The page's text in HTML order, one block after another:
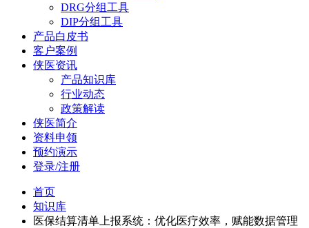
DRG分组工具
DIP分组工具
产品白皮书
客户案例
侠医资讯
产品知识库
行业动态
政策解读
侠医简介
资料申领
预约演示
登录/注册
首页
知识库
医保结算清单上报系统：优化医疗效率，赋能数据管理